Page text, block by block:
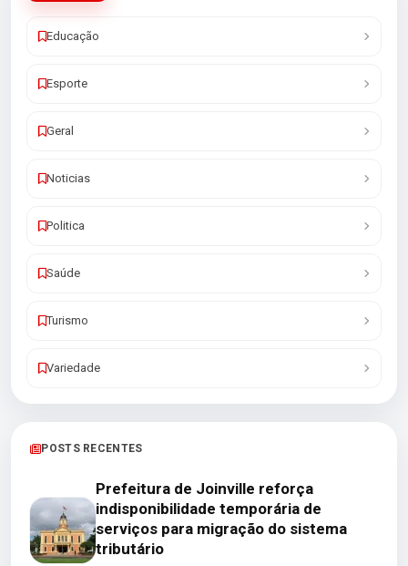
Educação
Esporte
Geral
Noticias
Politica
Saúde
Turismo
Variedade
POSTS RECENTES
Prefeitura de Joinville reforça
indisponibilidade temporária de
serviços para migração do sistema
tributário